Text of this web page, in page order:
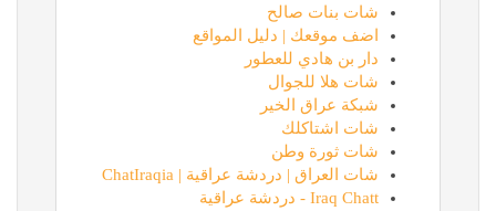
شات بنات صالح
اضف موقعك | دليل المواقع
دار بن هادي للعطور
شات هلا للجوال
شبكة عراق الخير
شات اشتاكلك
شات ثورة وطن
شات العراق | دردشة عراقية | ChatIraqia
Iraq Chatt - دردشة عراقية